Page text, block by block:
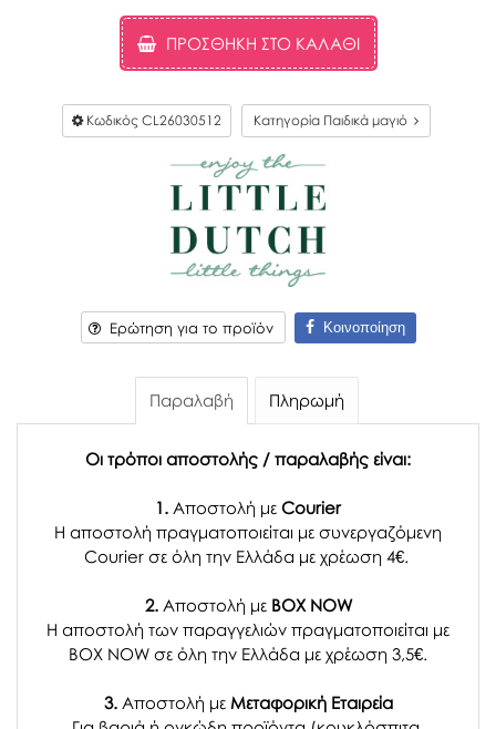
ΠΡΟΣΘΉΚΗ ΣΤΟ ΚΑΛΆΘΙ
Κωδικός CL26030512 Κατηγορία Παιδικά μαγιό
Ερώτηση για το προϊόν Κοινοποίηση
Παραλαβή Πληρωμή
Οι τρόποι αποστολής / παραλαβής είναι:
1. Αποστολή με Courier
Η αποστολή πραγματοποιείται με συνεργαζόμενη
Courier σε όλη την Ελλάδα με χρέωση 4€.
2. Αποστολή μεBOX NOW
Η αποστολή των παραγγελιών πραγματοποιείται με
BOX NOW σε όλη την Ελλάδα με χρέωση 3,5€.
3. Αποστολή μεΜεταφορική Εταιρεία